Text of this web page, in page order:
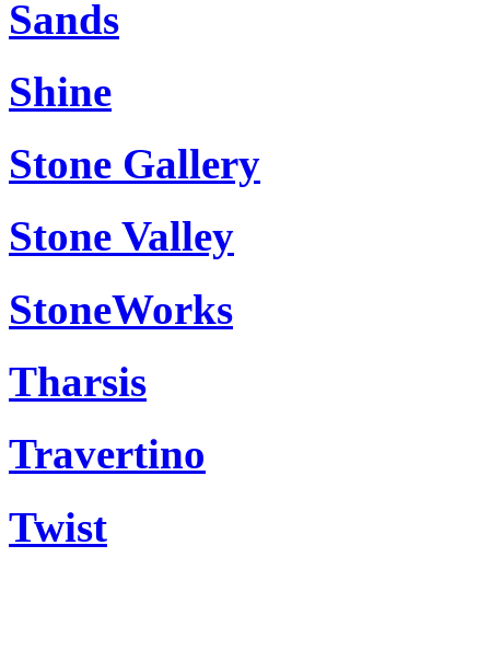
Sands
Shine
Stone Gallery
Stone Valley
StoneWorks
Tharsis
Travertino
Twist